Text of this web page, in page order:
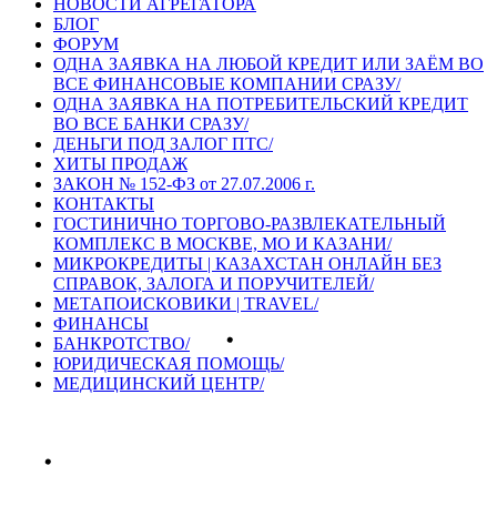
БЛОГ
ФОРУМ
ОДНА ЗАЯВКА НА ЛЮБОЙ КРЕДИТ ИЛИ ЗАЁМ ВО
ВСЕ ФИНАНСОВЫЕ КОМПАНИИ СРАЗУ/
ОДНА ЗАЯВКА НА ПОТРЕБИТЕЛЬСКИЙ КРЕДИТ
ВО ВСЕ БАНКИ СРАЗУ/
ДЕНЬГИ ПОД ЗАЛОГ ПТС/
ХИТЫ ПРОДАЖ
ЗАКОН № 152-ФЗ от 27.07.2006 г.
КОНТАКТЫ
ГОСТИНИЧНО ТОРГОВО-РАЗВЛЕКАТЕЛЬНЫЙ
КОМПЛЕКС В МОСКВЕ, МО И КАЗАНИ/
МИКРОКРЕДИТЫ | КАЗАХСТАН ОНЛАЙН БЕЗ
СПРАВОК, ЗАЛОГА И ПОРУЧИТЕЛЕЙ/
МЕТАПОИСКОВИКИ | TRAVEL/
ФИНАНСЫ
БАНКРОТСТВО/
ЮРИДИЧЕСКАЯ ПОМОЩЬ/
МЕДИЦИНСКИЙ ЦЕНТР/